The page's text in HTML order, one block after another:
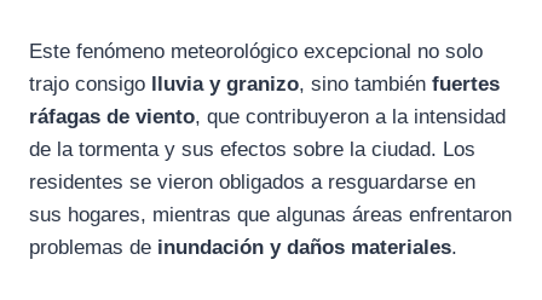
Este fenómeno meteorológico excepcional no solo
trajo consigo
lluvia y granizo, sino también fuertes
ráfagas de viento, que contribuyeron a la intensidad
de la tormenta y sus efectos sobre la ciudad. Los
residentes se vieron obligados a resguardarse en
sus hogares, mientras que algunas áreas enfrentaron
problemas de inundación y daños materiales.